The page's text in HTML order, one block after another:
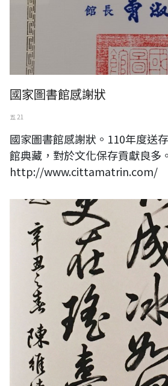
國家圖書館感謝狀
五 21
國家圖書館感謝狀。110年度送
館典藏，對於文化保存貢獻良多
http://www.cittamatrin.com/